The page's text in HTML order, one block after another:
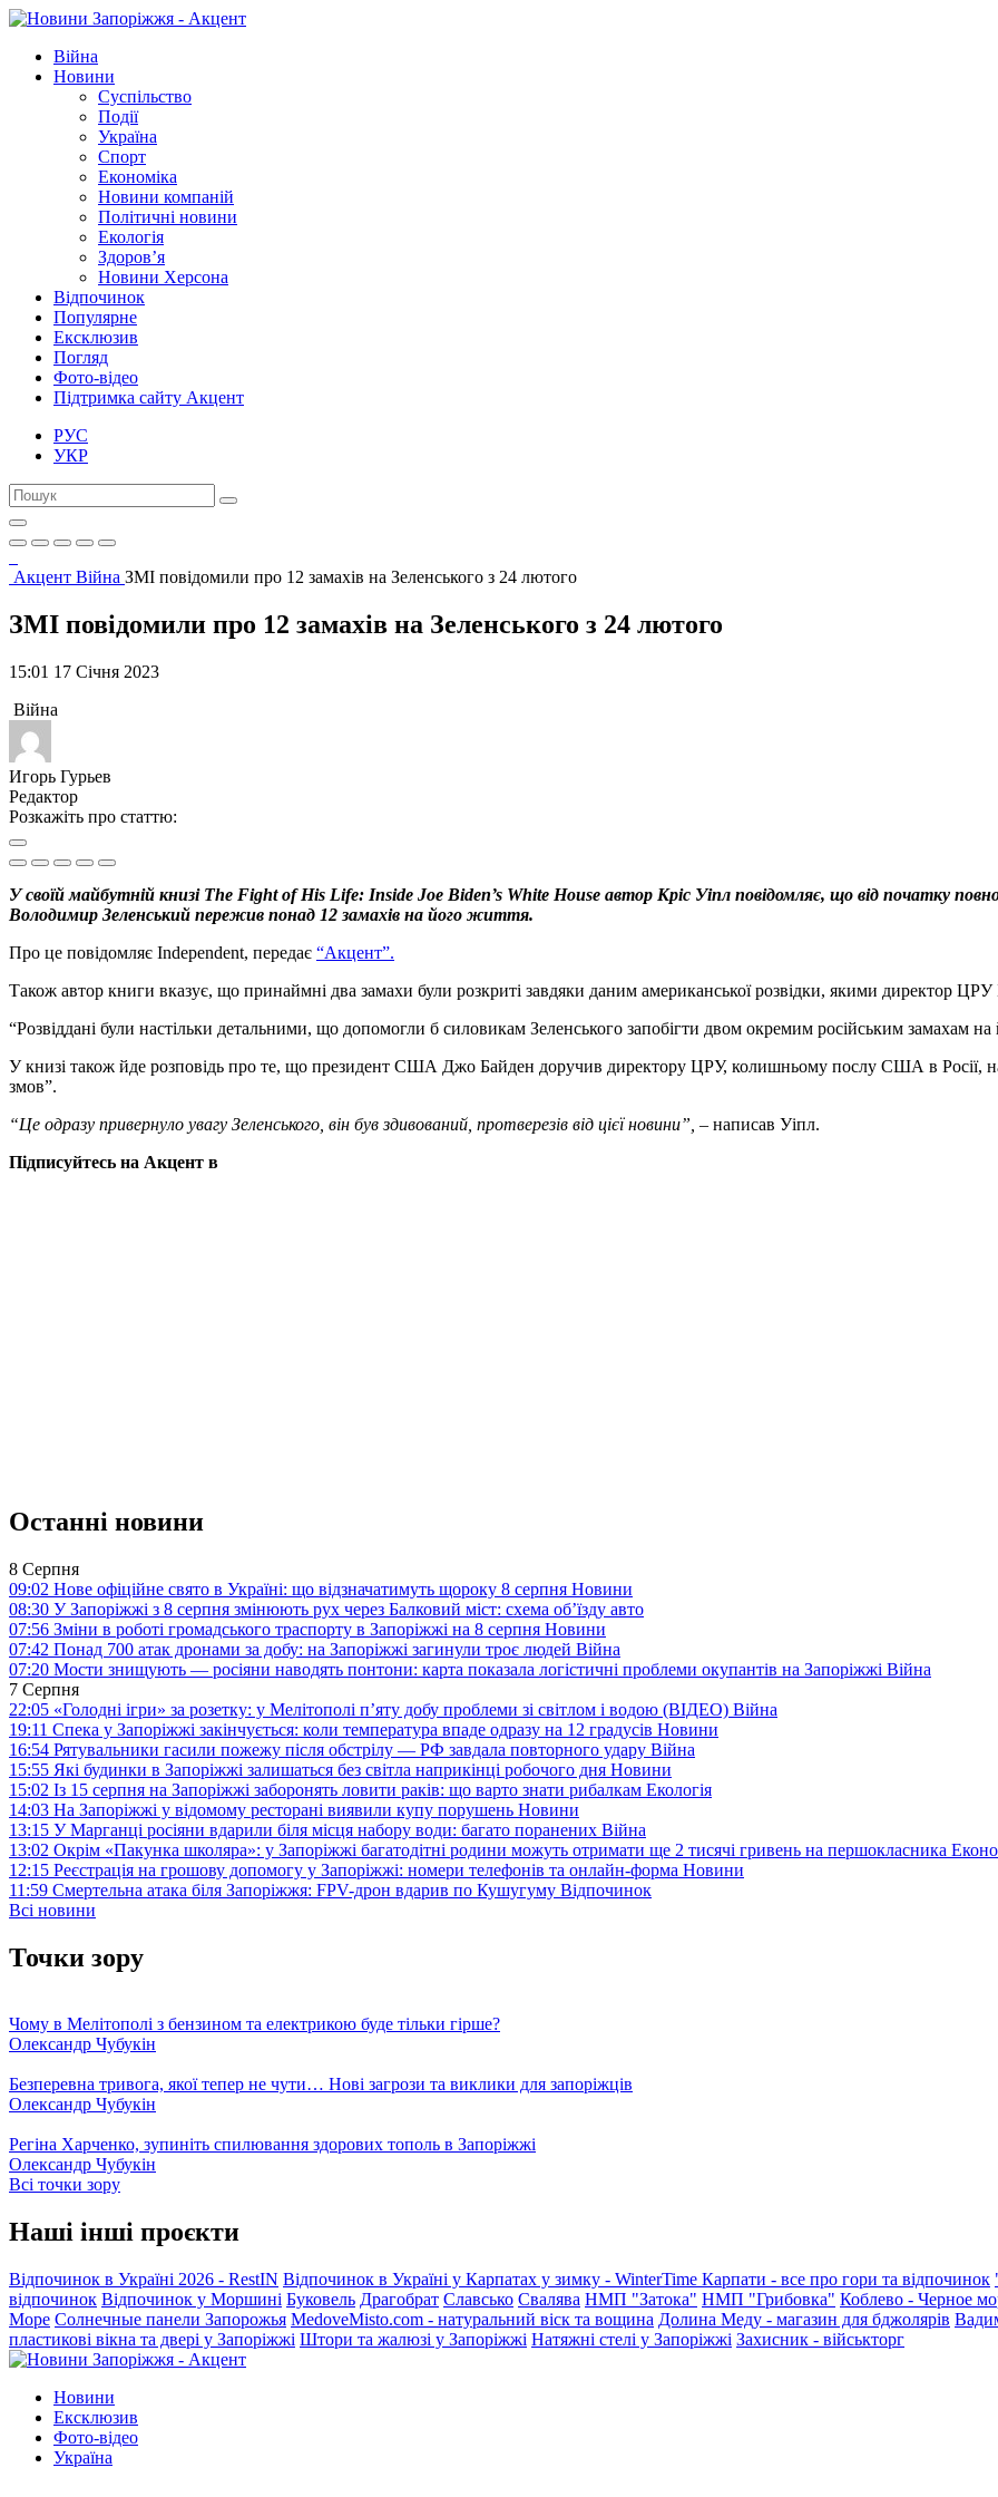
Війна
Новини
Суспільство
Події
Україна
Спорт
Економіка
Новини компаній
Політичні новини
Екологія
Здоров’я
Новини Херсона
Відпочинок
Популярне
Ексклюзив
Погляд
Фото-відео
Підтримка сайту Акцент
РУС
УКР
Акцент Війна ЗМІ повідомили про 12 замахів на Зеленського з 24 лютого
ЗМІ повідомили про 12 замахів на Зеленського з 24 лютого
15:01 17 Січня 2023
Війна
Игорь Гурьев
Редактор
Розкажіть про статтю:
У своїй майбутній книзі The Fight of His Life: Inside Joe Biden’s White House автор Кріс Уіпл повідомляє, що від початку
Володимир Зеленський пережив понад 12 замахів на його життя.
Про це повідомляє Independent, передає “Акцент”.
Також автор книги вказує, що принаймні два замахи були розкриті завдяки даним американської розвідки, якими директор ЦРУ
“Розвіддані були настільки детальними, що допомогли б силовикам Зеленського запобігти двом окремим російським замахам
У книзі також йде розповідь про те, що президент США Джо Байден доручив директору ЦРУ, колишньому послу США в Росії,
змов”.
“Це одразу привернуло увагу Зеленського, він був здивований, протверезів від цієї новини”, – написав Уіпл.
Підписуйтесь на Акцент в
Останні новини
8 Серпня
09:02 Нове офіційне свято в Україні: що відзначатимуть щороку 8 серпня Новини
08:30 У Запоріжжі з 8 серпня змінюють рух через Балковий міст: схема об’їзду авто
07:56 Зміни в роботі громадського траспорту в Запоріжжі на 8 серпня Новини
07:42 Понад 700 атак дронами за добу: на Запоріжжі загинули троє людей Війна
07:20 Мости знищують — росіяни наводять понтони: карта показала логістичні проблеми окупантів на Запоріжжі Війна
7 Серпня
22:05 «Голодні ігри» за розетку: у Мелітополі п’яту добу проблеми зі світлом і водою (ВІДЕО) Війна
19:11 Спека у Запоріжжі закінчується: коли температура впаде одразу на 12 градусів Новини
16:54 Рятувальники гасили пожежу після обстрілу — РФ завдала повторного удару Війна
15:55 Які будинки в Запоріжжі залишаться без світла наприкінці робочого дня Новини
15:02 Із 15 серпня на Запоріжжі заборонять ловити раків: що варто знати рибалкам Екологія
14:03 На Запоріжжі у відомому ресторані виявили купу порушень Новини
13:15 У Марганці росіяни вдарили біля місця набору води: багато поранених Війна
13:02 Окрім «Пакунка школяра»: у Запоріжжі багатодітні родини можуть отримати ще 2 тисячі гривень на першокласника
12:15 Реєстрація на грошову допомогу у Запоріжжі: номери телефонів та онлайн-форма Новини
11:59 Смертельна атака біля Запоріжжя: FPV-дрон вдарив по Кушугуму Відпочинок
Всі новини
Точки зору
Чому в Мелітополі з бензином та електрикою буде тільки гірше?
Олександр Чубукін
Безперевна тривога, якої тепер не чути… Нові загрози та виклики для запоріжців
Олександр Чубукін
Регіна Харченко, зупиніть спилювання здорових тополь в Запоріжжі
Олександр Чубукін
Всі точки зору
Наші інші проєкти
Відпочинок в Україні 2026 - RestIN Відпочинок в Україні у Карпатах у зимку - WinterTime Карпати - все про гори та відпочинок
відпочинок Відпочинок у Моршині Буковель Драгобрат Славсько Свалява НМП "Затока" НМП "Грибовка" Коблево - Черное
Море Солнечные панели Запорожья MedoveMisto.com - натуральний віск та вощина Долина Меду - магазин для бджолярів
пластикові вікна та двері у Запоріжжі Штори та жалюзі у Запоріжжі Натяжні стелі у Запоріжжі Захисник - військторг
Новини
Ексклюзив
Фото-відео
Україна